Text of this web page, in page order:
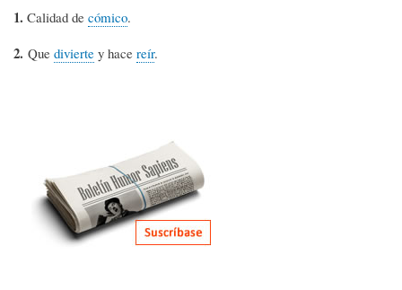
1. Calidad de cómico.
2. Que divierte y hace reír.